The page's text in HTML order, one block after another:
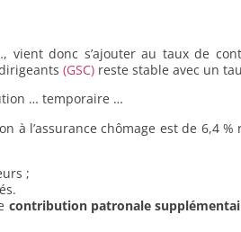
vient donc s’ajouter au taux de
(GSC) reste stable avec un
… temporaire …
à l’assurance chômage est de 6,4
;
contribution patronale